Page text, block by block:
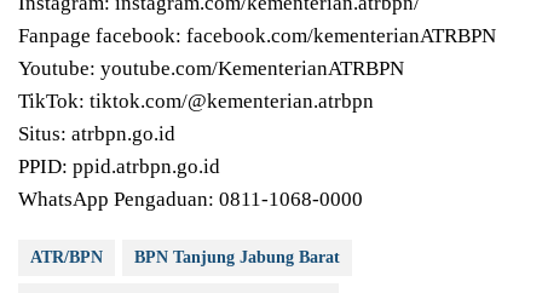
Fanpage facebook: facebook.com/kementerianATRBPN
Youtube: youtube.com/KementerianATRBPN
TikTok: tiktok.com/@kementerian.atrbpn
Situs: atrbpn.go.id
PPID: ppid.atrbpn.go.id
WhatsApp Pengaduan: 0811-1068-0000
ATR/BPN BPN Tanjung Jabung Barat